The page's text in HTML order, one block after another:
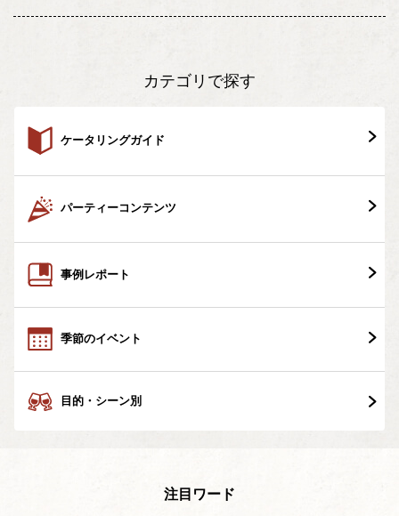
カテゴリで探す
ケータリングガイド
パーティーコンテンツ
事例レポート
季節のイベント
目的・シーン別
注目ワード